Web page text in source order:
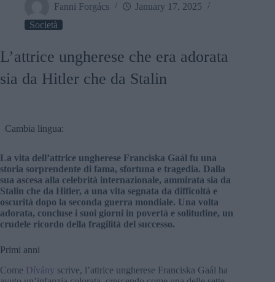
Fanni Forgács
January 17, 2025
Società
L’attrice ungherese che era adorata
sia da Hitler che da Stalin
Cambia lingua:
La vita dell’attrice ungherese Franciska Gaál fu una
storia sorprendente di fama, sfortuna e tragedia. Dalla
sua ascesa alla celebrità internazionale, ammirata sia da
Stalin che da Hitler, a una vita segnata da difficoltà e
oscurità dopo la seconda guerra mondiale. Una volta
adorata, concluse i suoi giorni in povertà e solitudine, un
crudele ricordo della fragilità del successo.
Primi anni
Come Dívány scrive, l’attrice ungherese Franciska Gaál ha